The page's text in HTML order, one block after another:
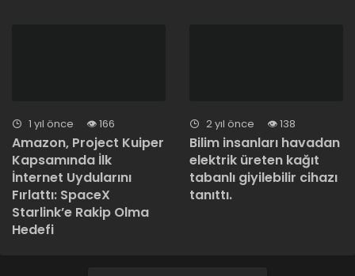
1 yıl önce 166
Amazon, Project Kuiper
Kapsamında İlk
İnternet Uydularını
Fırlattı: SpaceX
Starlink’e Rakip Olma
Hedefi
2 yıl önce 138
Bilim insanları havadan
elektrik üreten kağıt
tabanlı giyilebilir cihazı
tanıttı.